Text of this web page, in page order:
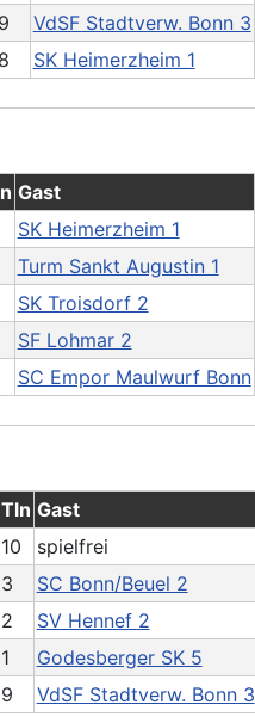
9 VdSF Stadtverw. Bonn 3
8 SK Heimerzheim 1
Gast
SK Heimerzheim 1
Turm Sankt Augustin 1
SK Troisdorf 2
SF Lohmar 2
SC Empor Maulwurf Bonn
Tln Gast
10 spielfrei
3 SC Bonn/Beuel 2
2 SV Hennef 2
1 Godesberger SK 5
9 VdSF Stadtverw. Bonn 3